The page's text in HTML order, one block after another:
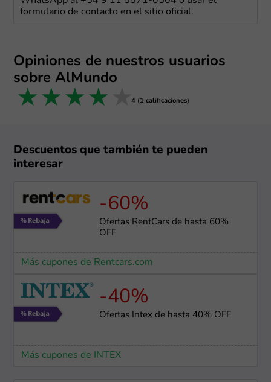
formulario de contacto en el sitio oficial.
Opiniones de nuestros usuarios
sobre AlMundo
5 stars
4 stars
3 stars
2 stars
1 star 4 (1 calificaciones)
Descuentos que también te pueden
interesar
-60%
Ofertas RentCars de hasta 60%
OFF
Más cupones de Rentcars.com
-40%
Ofertas Intex de hasta 40% OFF
Más cupones de INTEX